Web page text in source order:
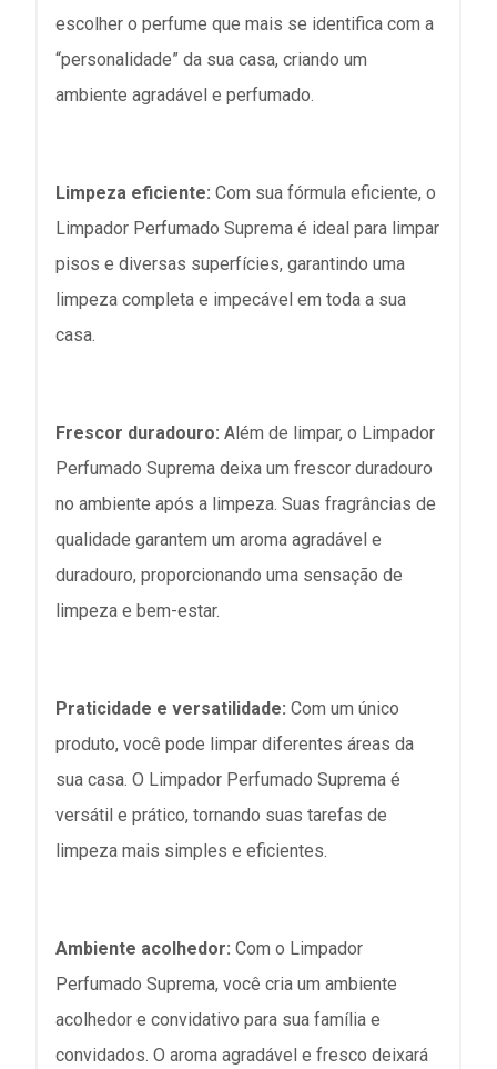
escolher o perfume que mais se identifica com a
“personalidade” da sua casa, criando um
ambiente agradável e perfumado.
Limpeza eficiente: Com sua fórmula eficiente, o
Limpador Perfumado Suprema é ideal para limpar
pisos e diversas superfícies, garantindo uma
limpeza completa e impecável em toda a sua
casa.
Frescor duradouro: Além de limpar, o Limpador
Perfumado Suprema deixa um frescor duradouro
no ambiente após a limpeza. Suas fragrâncias de
qualidade garantem um aroma agradável e
duradouro, proporcionando uma sensação de
limpeza e bem-estar.
Praticidade e versatilidade: Com um único
produto, você pode limpar diferentes áreas da
sua casa. O Limpador Perfumado Suprema é
versátil e prático, tornando suas tarefas de
limpeza mais simples e eficientes.
Ambiente acolhedor: Com o Limpador
Perfumado Suprema, você cria um ambiente
acolhedor e convidativo para sua família e
convidados. O aroma agradável e fresco deixará